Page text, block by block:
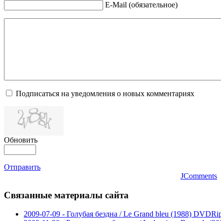
E-Mail (обязательное)
Подписаться на уведомления о новых комментариях
Обновить
Отправить
JComments
Связанные материалы сайта
2009-07-09 - Голубая бездна / Le Grand bleu (1988)